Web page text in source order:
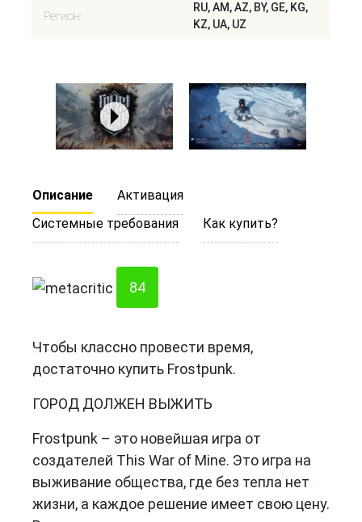
Регион:
RU, AM, AZ, BY, GE, KG,
KZ, UA, UZ
Описание
Активация
Системные требования
Как купить?
Чтобы классно провести время,
достаточно купить Frostpunk.
ГОРОД ДОЛЖЕН ВЫЖИТЬ
Frostpunk – это новейшая игра от
создателей This War of Mine. Это игра на
выживание общества, где без тепла нет
жизни, а каждое решение имеет свою цену.
84